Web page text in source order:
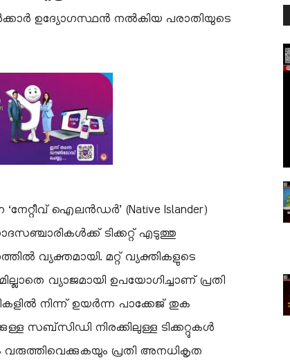
ഉദ്യോഗസ്ഥൻ നൽകിയ പരാതിയുടെ
ഐലൻഡർ’ (Native Islander)
ടിക്കറ്റ് എടുത്തു
വ്യക്തമായി. മറ്റ് വ്യക്തികളുടെ
വ്യാജമായി ഉപയോഗിച്ചാണ് പ്രതി
നിന്ന് ഉയർന്ന പാക്കേജ് തുക
സബ്‌സിഡി നിരക്കിലുള്ള ടിക്കറ്റുകൾ
വരുത്തിവെക്കുകയും പ്രതി അനധികൃത